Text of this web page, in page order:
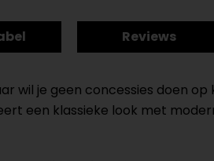
Reviews
wil je geen concessies doen
een klassieke look met